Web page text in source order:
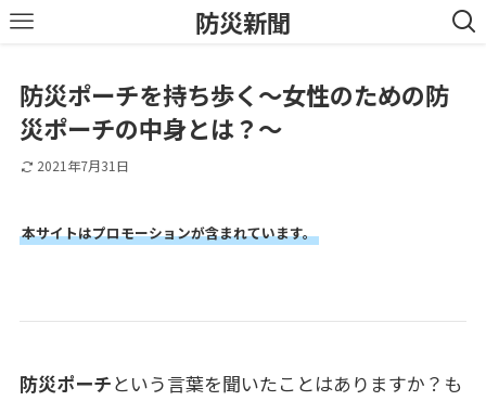
防災新聞
防災ポーチを持ち歩く〜女性のための防
災ポーチの中身とは？〜
2021年7月31日
本サイトはプロモーションが含まれています。
防災ポーチという言葉を聞いたことはありますか？も